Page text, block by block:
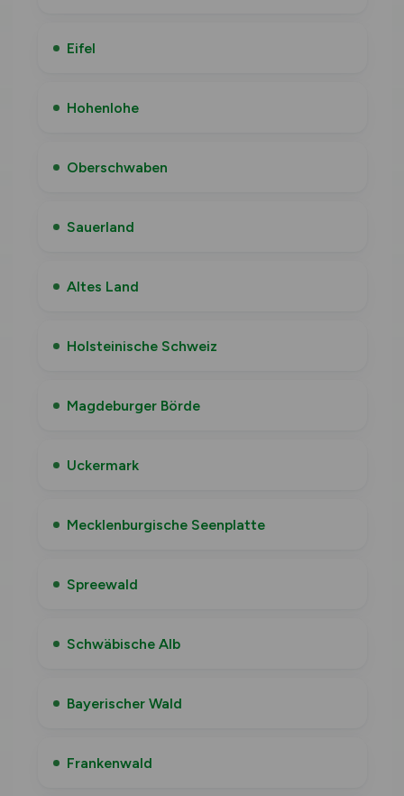
Eifel
Hohenlohe
Oberschwaben
Sauerland
Altes Land
Holsteinische Schweiz
Magdeburger Börde
Uckermark
Mecklenburgische Seenplatte
Spreewald
Schwäbische Alb
Bayerischer Wald
Frankenwald